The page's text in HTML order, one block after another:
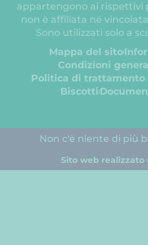
appartengono ai rispettivi
non è affiliata né
Sono utilizzati solo a
Mappa del sito
Condizioni
Politica di trattamento
Biscotti
Non c'è niente di più
Sito web realizzato